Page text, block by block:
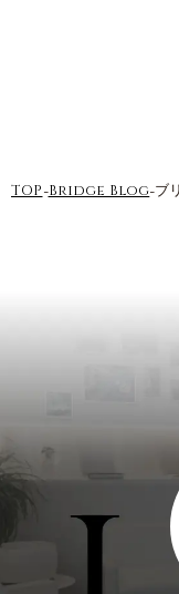
TOP-Bridge Blog-ブ